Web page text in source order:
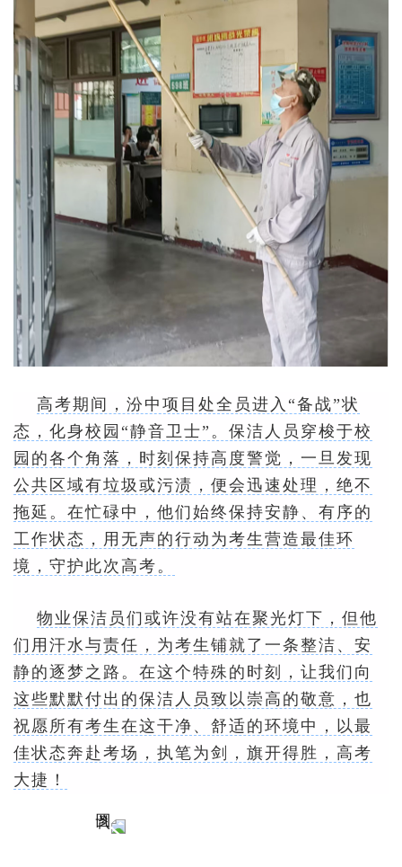
高考期间，汾中项目处全员进入“备战”状
态，化身校园“静音卫士”。保洁人员穿梭于校
园的各个角落，时刻保持高度警觉，一旦发现
公共区域有垃圾或污渍，便会迅速处理，绝不
拖延。在忙碌中，他们始终保持安静、有序的
工作状态，用无声的行动为考生营造最佳环
境，守护此次高考。
物业保洁员们或许没有站在聚光灯下，但他
们用汗水与责任，为考生铺就了一条整洁、安
静的逐梦之路。在这个特殊的时刻，让我们向
这些默默付出的保洁人员致以崇高的敬意，也
祝愿所有考生在这干净、舒适的环境中，以最
佳状态奔赴考场，执笔为剑，旗开得胜，高考
大捷！